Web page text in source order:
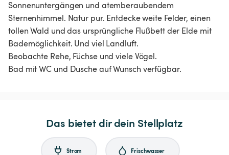
Sonnenuntergängen und atemberaubendem
Sternenhimmel. Natur pur. Entdecke weite Felder, einen
tollen Wald und das ursprüngliche Flußbett der Elde mit
Bademöglichkeit. Und viel Landluft.
Beobachte Rehe, Füchse und viele Vögel.
Bad mit WC und Dusche auf Wunsch verfügbar.
Das bietet dir dein Stellplatz
Strom Frischwasser